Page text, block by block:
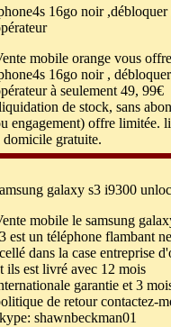
16go noir ,débloquer
mobile orange vous
16go noir ,
à seulement 49, 99€
de stock, sans
engagement) offre limitée.
domicile gratuite.
galaxy s3 i9300
mobile le samsung
est un téléphone flambant
dans la case entreprise
ils est livré avec 12 mois
garantie et 3
de retour contactez-
shawnbeckman01